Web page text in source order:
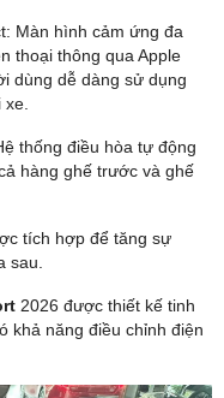
Màn hình cảm ứng đa
thoại thông qua Apple
dùng dễ dàng sử dụng
thống điều hòa tự động
hàng ghế trước và ghế
tích hợp để tăng sự
sau.
2026 được thiết kế tinh
khả năng điều chỉnh điện